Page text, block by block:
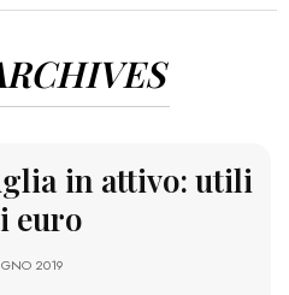
in attivo: utili
euro
2019